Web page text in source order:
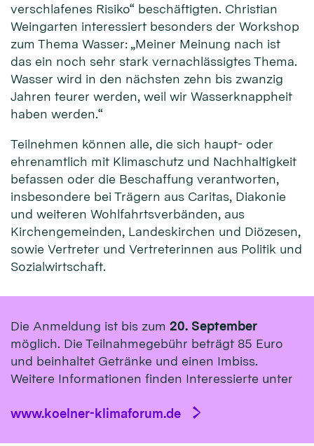
verschlafenes Risiko“ beschäftigten. Christian
Weingarten interessiert besonders der Workshop
zum Thema Wasser: „Meiner Meinung nach ist
das ein noch sehr stark vernachlässigtes Thema.
Wasser wird in den nächsten zehn bis zwanzig
Jahren teurer werden, weil wir Wasserknappheit
haben werden.“
Teilnehmen können alle, die sich haupt- oder
ehrenamtlich mit Klimaschutz und Nachhaltigkeit
befassen oder die Beschaffung verantworten,
insbesondere bei Trägern aus Caritas, Diakonie
und weiteren Wohlfahrtsverbänden, aus
Kirchengemeinden, Landeskirchen und Diözesen,
sowie Vertreter und Vertreterinnen aus Politik und
Sozialwirtschaft.
Die Anmeldung ist bis zum 20. September
möglich. Die Teilnahmegebühr beträgt 85 Euro
und beinhaltet Getränke und einen Imbiss.
Weitere Informationen finden Interessierte unter
www.koelner-klimaforum.de